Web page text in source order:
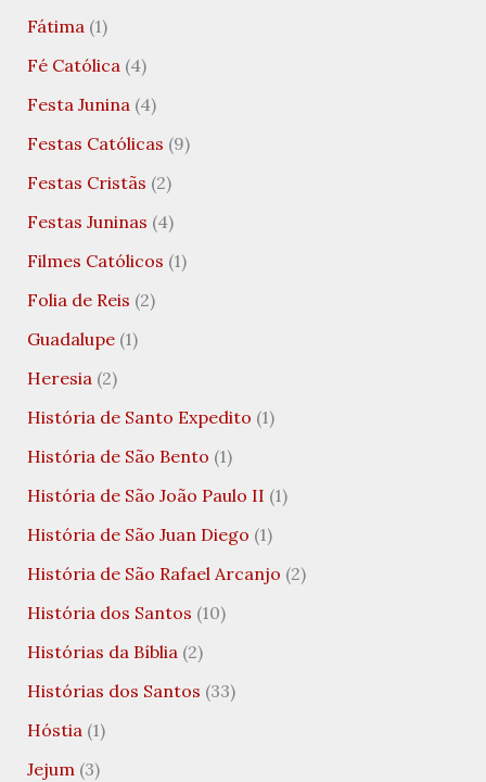
Fátima(1)
Fé Católica(4)
Festa Junina(4)
Festas Católicas (9)
Festas Cristãs (2)
Festas Juninas (4)
Filmes Católicos (1)
Folia de Reis (2)
Guadalupe(1)
Heresia(2)
História de Santo Expedito (1)
História de São Bento (1)
História de São João Paulo II (1)
História de São Juan Diego (1)
História de São Rafael Arcanjo (2)
História dos Santos (10)
Histórias da Bíblia(2)
Histórias dos Santos (33)
Hóstia(1)
Jejum(3)